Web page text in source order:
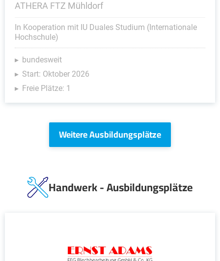
ATHERA FTZ Mühldorf
In Kooperation mit IU Duales Studium (Internationale
Hochschule)
bundesweit
Start: Oktober 2026
Freie Plätze: 1
Weitere Ausbildungsplätze
Handwerk - Ausbildungsplätze